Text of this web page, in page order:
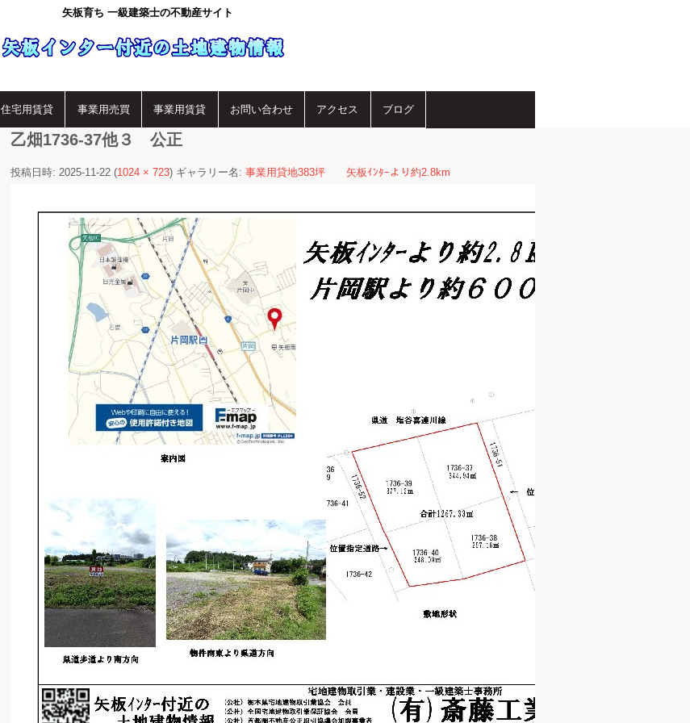
矢板育ち 一級建築士の不動産サイト
住宅用賃貸 事業用売買 事業用賃貸 お問い合わせ アクセス ブログ
乙畑1736-37他３ 公正
投稿日時: 2025-11-22 (1024 × 723) ギャラリー名: 事業用貸地383坪 矢板ｲﾝﾀｰより約2.8km